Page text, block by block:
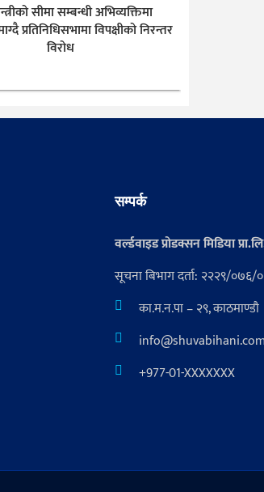
सीमा सम्बन्धी अभिव्यक्तिमा
प्रतिनिधिसभामा विपक्षीको निरन्तर
विरोध
सम्पर्क
वर्ल्डवाइड प्रोडक्सन मिडिया
सूचना बिभाग दर्ता: २२२९/०७६/
का.म.न.पा – २९, काठमाण्डौ
info@shuvabihani.com
+977-01-XXXXXXX